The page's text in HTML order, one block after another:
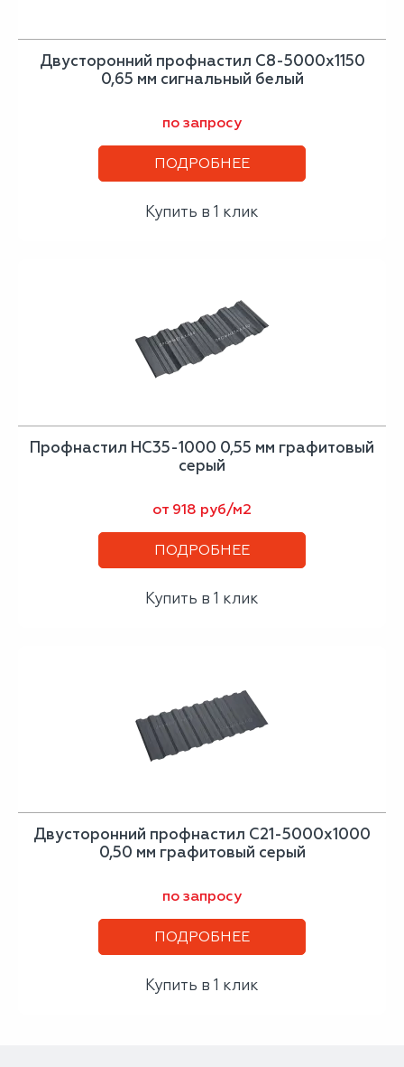
Двусторонний профнастил С8-5000х1150
0,65 мм сигнальный белый
по запросу
ПОДРОБНЕЕ
Купить в 1 клик
Профнастил НС35-1000 0,55 мм графитовый
серый
от 918 руб/м2
ПОДРОБНЕЕ
Купить в 1 клик
Двусторонний профнастил С21-5000х1000
0,50 мм графитовый серый
по запросу
ПОДРОБНЕЕ
Купить в 1 клик